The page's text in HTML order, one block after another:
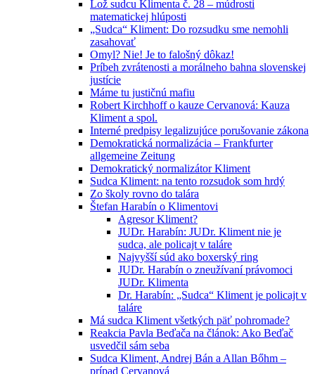
Lož sudcu Klimenta č. 28 – múdrosti
matematickej hlúposti
„Sudca“ Kliment: Do rozsudku sme nemohli
zasahovať
Omyl? Nie! Je to falošný dôkaz!
Príbeh zvrátenosti a morálneho bahna slovenskej
justície
Máme tu justičnú mafiu
Robert Kirchhoff o kauze Cervanová: Kauza
Kliment a spol.
Interné predpisy legalizujúce porušovanie zákona
Demokratická normalizácia – Frankfurter
allgemeine Zeitung
Demokratický normalizátor Kliment
Sudca Kliment: na tento rozsudok som hrdý
Zo školy rovno do talára
Štefan Harabín o Klimentovi
Agresor Kliment?
JUDr. Harabín: JUDr. Kliment nie je
sudca, ale policajt v taláre
Najvyšší súd ako boxerský ring
JUDr. Harabín o zneužívaní právomoci
JUDr. Klimenta
Dr. Harabín: „Sudca“ Kliment je policajt v
taláre
Má sudca Kliment všetkých päť pohromade?
Reakcia Pavla Beďača na článok: Ako Beďač
usvedčil sám seba
Sudca Kliment, Andrej Bán a Allan Bőhm –
prípad Cervanová